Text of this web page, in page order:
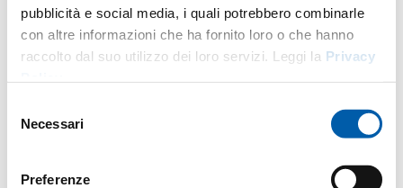
pubblicità e social media, i quali potrebbero combinarle
con altre informazioni che ha fornito loro o che hanno
raccolto dal suo utilizzo dei loro servizi. Leggi la Privacy
delNecessari
Preferenze